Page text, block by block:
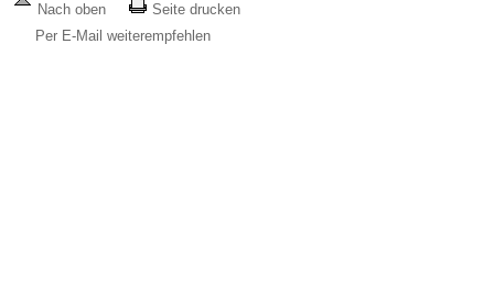
Nach oben
Seite drucken
Per E-Mail weiterempfehlen